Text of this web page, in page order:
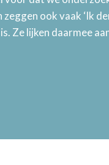
zeggen ook vaak ‘Ik
Ze lijken daarmee